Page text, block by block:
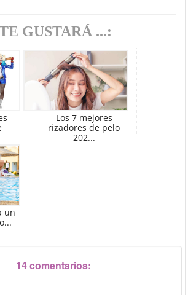
GUSTARÁ ...:
Los 7 mejores
rizadores de pelo
202...
un
14 comentarios: